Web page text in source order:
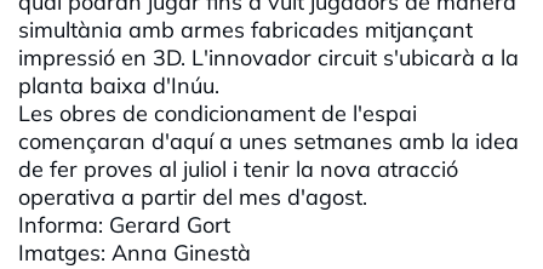
simultània amb armes fabricades mitjançant
impressió en 3D. L'innovador circuit s'ubicarà a la
planta baixa d'Inúu.
Les obres de condicionament de l'espai
començaran d'aquí a unes setmanes amb la idea
de fer proves al juliol i tenir la nova atracció
operativa a partir del mes d'agost.
Informa: Gerard Gort
Imatges: Anna Ginestà